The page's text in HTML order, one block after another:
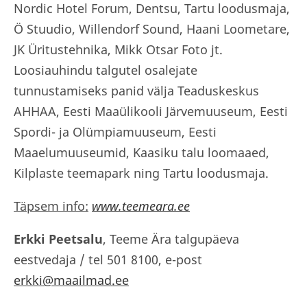
Nordic Hotel Forum, Dentsu, Tartu loodusmaja,
Ö Stuudio, Willendorf Sound, Haani Loometare,
JK Üritustehnika, Mikk Otsar Foto jt.
Loosiauhindu talgutel osalejate
tunnustamiseks panid välja Teaduskeskus
AHHAA, Eesti Maaülikooli Järvemuuseum, Eesti
Spordi- ja Olümpiamuuseum, Eesti
Maaelumuuseumid, Kaasiku talu loomaaed,
Kilplaste teemapark ning Tartu loodusmaja.
Täpsem info: www.teemeara.ee
Erkki Peetsalu, Teeme Ära talgupäeva
eestvedaja / tel 501 8100, e-post
erkki@maailmad.ee